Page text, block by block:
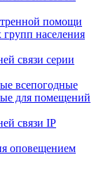
помощи
населения
связи серии
всепогодные
для помещений
связи IP
оповещением